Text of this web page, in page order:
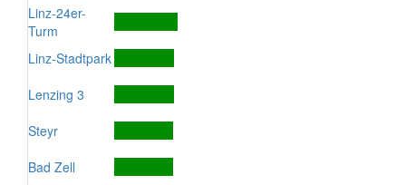
Linz-24er-
Turm
Linz-Stadtpark
Lenzing 3
Steyr
Bad Zell